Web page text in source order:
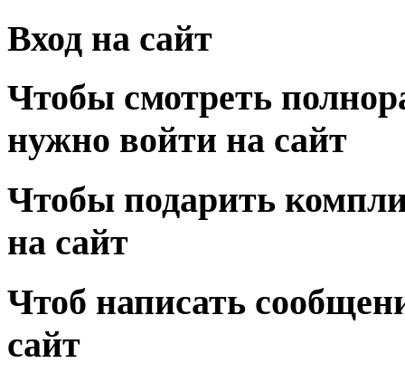
Вход на сайт
Чтобы смотреть
нужно войти на сайт
Чтобы подарить
на сайт
Чтоб написать
сайт